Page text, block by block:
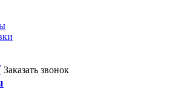
Заказать звонок